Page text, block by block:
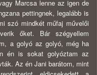
Marcsa lenne az igen de
pettingnek, legalább is
szó mindkét műfaj művelői
őket. Bár szégyellem
a golyó az golyó, még ha
én is sokat golyóztam az
Az én Jani barátom, mint